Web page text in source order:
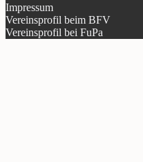
Impressum
Vereinsprofil beim BFV
Vereinsprofil bei FuPa